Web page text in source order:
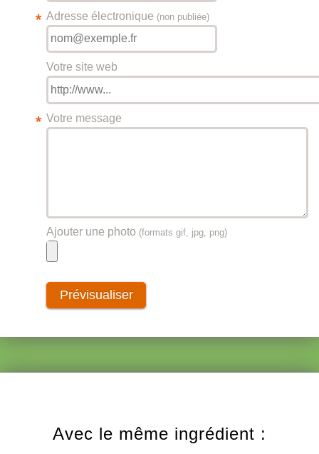
Adresse électronique (non publiée)
*
Votre site web
Votre message
*
Ajouter une photo (formats gif, jpg, png)
Avec le même ingrédient :